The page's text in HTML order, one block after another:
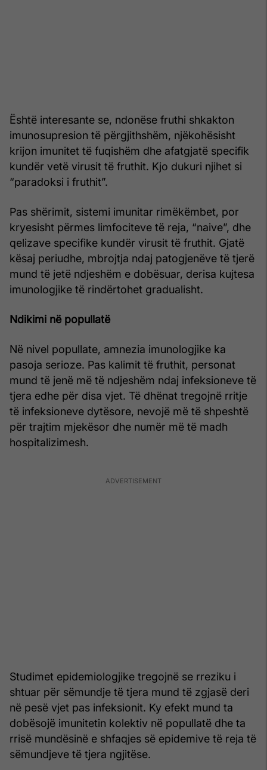
Është interesante se, ndonëse fruthi shkakton
imunosupresion të përgjithshëm, njëkohësisht
krijon imunitet të fuqishëm dhe afatgjatë specifik
kundër vetë virusit të fruthit. Kjo dukuri njihet si
“paradoksi i fruthit”.
Pas shërimit, sistemi imunitar rimëkëmbet, por
kryesisht përmes limfociteve të reja, “naive”, dhe
qelizave specifike kundër virusit të fruthit. Gjatë
kësaj periudhe, mbrojtja ndaj patogjenëve të tjerë
mund të jetë ndjeshëm e dobësuar, derisa kujtesa
imunologjike të rindërtohet gradualisht.
Ndikimi në popullatë
Në nivel popullate, amnezia imunologjike ka
pasoja serioze. Pas kalimit të fruthit, personat
mund të jenë më të ndjeshëm ndaj infeksioneve të
tjera edhe për disa vjet. Të dhënat tregojnë rritje
të infeksioneve dytësore, nevojë më të shpeshtë
për trajtim mjekësor dhe numër më të madh
hospitalizimesh.
Studimet epidemiologjike tregojnë se rreziku i
shtuar për sëmundje të tjera mund të zgjasë deri
në pesë vjet pas infeksionit. Ky efekt mund ta
dobësojë imunitetin kolektiv në popullatë dhe ta
rrisë mundësinë e shfaqjes së epidemive të reja të
sëmundjeve të tjera ngjitëse.